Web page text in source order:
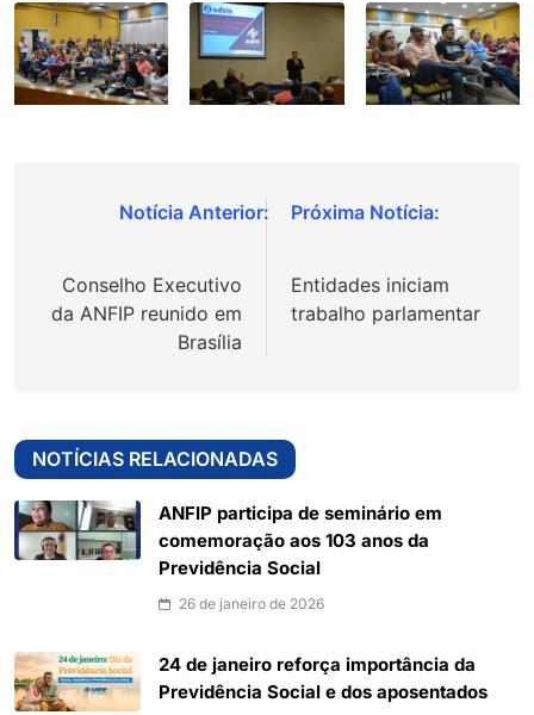
Navegação
Post
Conselho Executivo
da ANFIP reunido em
Brasília
Entidades iniciam
trabalho parlamentar
NOTÍCIAS RELACIONADAS
ANFIP participa de seminário em
comemoração aos 103 anos da
Previdência Social
26 de janeiro de 2026
24 de janeiro reforça importância da
Previdência Social e dos aposentados